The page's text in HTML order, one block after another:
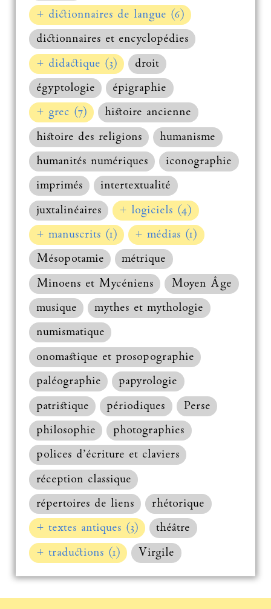
+ dictionnaires de langue (6)
dictionnaires et encyclopédies
+ didactique (3)
droit
égyptologie
épigraphie
+ grec (7)
histoire ancienne
histoire des religions
humanisme
humanités numériques
iconographie
imprimés
intertextualité
juxtalinéaires
+ logiciels (4)
+ manuscrits (1)
+ médias (1)
Mésopotamie
métrique
Minoens et Mycéniens
Moyen Âge
musique
mythes et mythologie
numismatique
onomastique et prosopographie
paléographie
papyrologie
patristique
périodiques
Perse
philosophie
photographies
polices d’écriture et claviers
réception classique
répertoires de liens
rhétorique
+ textes antiques (3)
théâtre
+ traductions (1)
Virgile